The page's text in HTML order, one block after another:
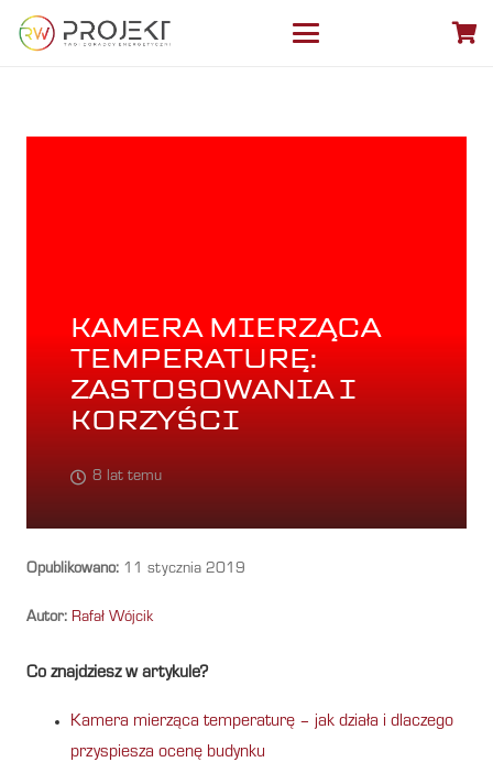
KAMERA MIERZĄCA
TEMPERATURĘ:
ZASTOSOWANIA I
KORZYŚCI
8 lat temu
Opublikowano: 11 stycznia 2019
Autor: Rafał Wójcik
Co znajdziesz w artykule?
Kamera mierząca temperaturę – jak działa i dlaczego
przyspiesza ocenę budynku